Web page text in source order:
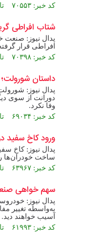
کد خبر: ۷۰۵۵۳ تاریخ انتشار : ۱۳۹۶/۰۹/۱۷
شتاب افراطی
افراطی قرار
کد خبر: ۷۰۳۹۸ تاریخ انتشار : ۱۳۹۶/۰۹/۱۴
داستان
پدال نیوز:
دورانت از سوی
وفا نکرد.
کد خبر: ۶۹۰۳۴ تاریخ انتشار : ۱۳۹۶/۰۸/۲۶
ورود کاخ سفید
پدال نیوز: کاخ
ساخت خودران‌ها را داد و خواهان
کد خبر: ۶۳۹۶۷ تاریخ انتشار : ۱۳۹۶/۰۶/۲۲
سهم خواهی
پدال نیوز:
به‌واسطه تغییر
آسیب خواهند دید.
کد خبر: ۶۱۹۹۳ تاریخ انتشار : ۱۳۹۶/۰۵/۲۶